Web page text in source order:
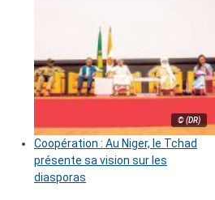
© (DR)
Coopération : Au Niger, le Tchad
présente sa vision sur les
diasporas